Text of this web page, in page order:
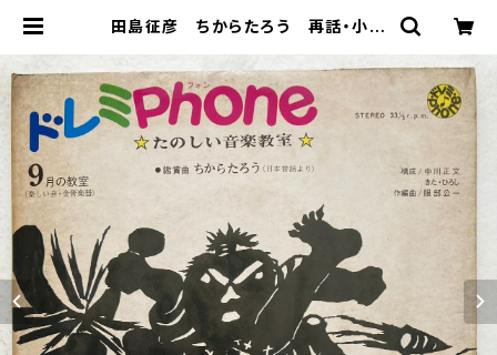
田島征彦 ちからたろう 再話・小沢